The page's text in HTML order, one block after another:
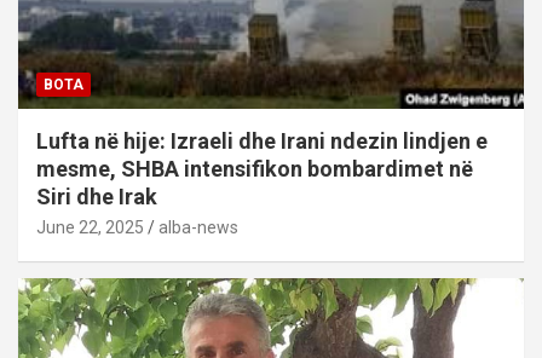
BOTA
Lufta në hije: Izraeli dhe Irani ndezin lindjen e
mesme, SHBA intensifikon bombardimet në
Siri dhe Irak
June 22, 2025 alba-news